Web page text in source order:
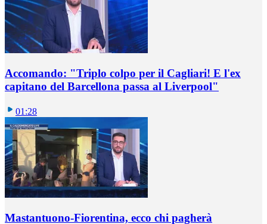
Accomando: "Triplo colpo per il Cagliari! E l'ex
capitano del Barcellona passa al Liverpool"
01:28
Mastantuono-Fiorentina, ecco chi pagherà